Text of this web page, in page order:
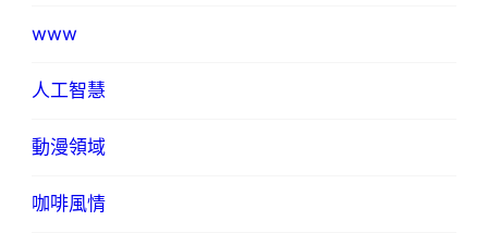
www
人工智慧
動漫領域
咖啡風情